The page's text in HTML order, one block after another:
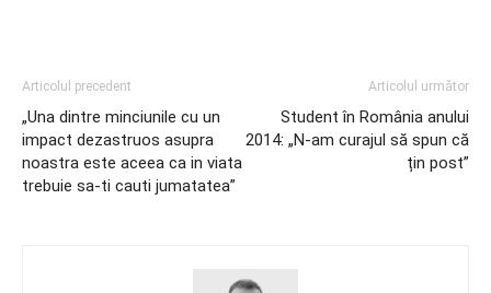
Articolul precedent
„Una dintre minciunile cu un
impact dezastruos asupra
noastra este aceea ca in viata
trebuie sa-ti cauti jumatatea”
Articolul următor
Student în România anului
2014: „N-am curajul să spun că
țin post”